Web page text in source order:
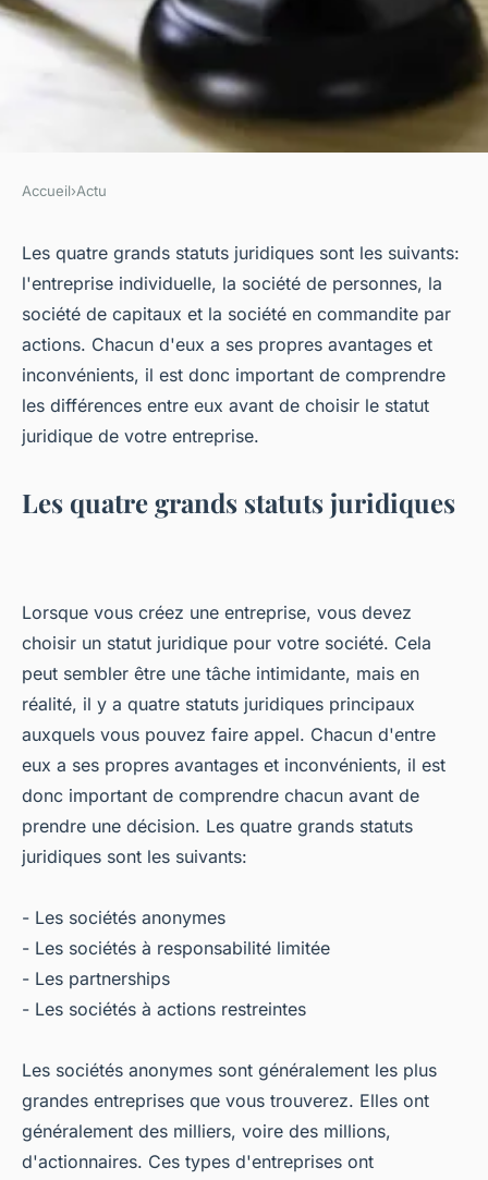
Quels sont les quatre grands
statuts juridiques ?
evette•25 octobre 2022• 8 min de lecture
Accueil›Actu
Les quatre grands statuts juridiques sont les suivants:
l'entreprise individuelle, la société de personnes, la
société de capitaux et la société en commandite par
actions. Chacun d'eux a ses propres avantages et
inconvénients, il est donc important de comprendre
les différences entre eux avant de choisir le statut
juridique de votre entreprise.
Les quatre grands statuts juridiques
Lorsque vous créez une entreprise, vous devez
choisir un statut juridique pour votre société. Cela
peut sembler être une tâche intimidante, mais en
réalité, il y a quatre statuts juridiques principaux
auxquels vous pouvez faire appel. Chacun d'entre
eux a ses propres avantages et inconvénients, il est
donc important de comprendre chacun avant de
prendre une décision. Les quatre grands statuts
juridiques sont les suivants:
- Les sociétés anonymes
- Les sociétés à responsabilité limitée
- Les partnerships
- Les sociétés à actions restreintes
Les sociétés anonymes sont généralement les plus
grandes entreprises que vous trouverez. Elles ont
généralement des milliers, voire des millions,
d'actionnaires. Ces types d'entreprises ont